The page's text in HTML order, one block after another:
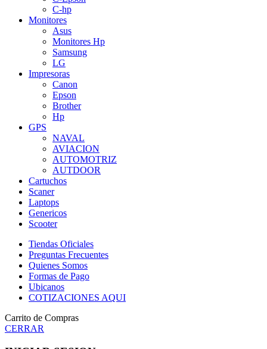
C-hp
Monitores
Asus
Monitores Hp
Samsung
LG
Impresoras
Canon
Epson
Brother
Hp
GPS
NAVAL
AVIACION
AUTOMOTRIZ
AUTDOOR
Cartuchos
Scaner
Laptops
Genericos
Scooter
Tiendas Oficiales
Preguntas Frecuentes
Quienes Somos
Formas de Pago
Ubicanos
COTIZACIONES AQUI
Carrito de Compras
CERRAR